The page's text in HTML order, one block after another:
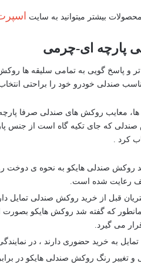
بیشتر میتوانید به سایت
پارچه ای-چرمی
و پاسخ گویی به تمامی سلیقه ها
صندلی خودرو خود را براحتی
ها، معایب روکش های صندلی صرفا
که جای تکیه گاه است از جنس
کرد .
روکش صندلی هایکو به نحوه ی دوخت
رعایت شده است.
قبل از خرید روکش صندلی تمایل
که گفته شد روکش هایکو بصورت
می گیرد.
تمایل به خرید حضوری دارند ، در
و تغییر رنگ روکش صندلی هایکو در